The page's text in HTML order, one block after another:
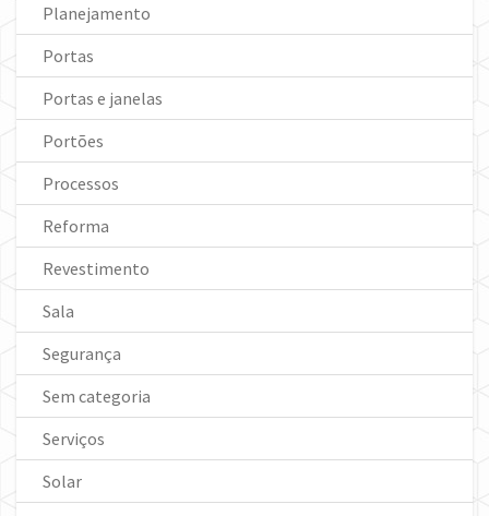
Planejamento
Portas
Portas e janelas
Portões
Processos
Reforma
Revestimento
Sala
Segurança
Sem categoria
Serviços
Solar